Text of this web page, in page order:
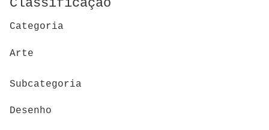
Classificação
Categoria
Arte
Subcategoria
Desenho